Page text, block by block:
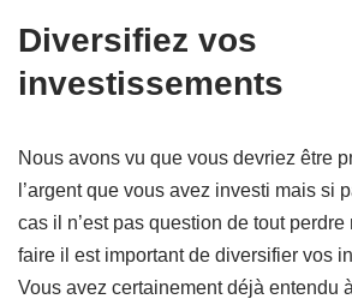
Diversifiez vos
investissements
Nous avons vu que vous devriez être
l’argent que vous avez investi mais si
cas il n’est pas question de tout
faire il est important de diversifier vos
Vous avez certainement déjà entendu